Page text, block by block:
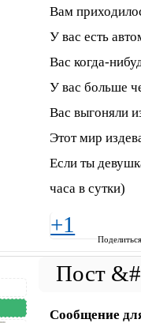
Вам
У вас есть
Вас когда-
У вас больше
Вас выгоняли
Этот мир
Если ты
часа в сутки)
+1
Сообщение